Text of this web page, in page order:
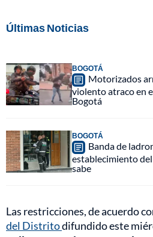
Últimas Noticias
BOGOTÁ
Motorizados
violento atraco en
Bogotá
BOGOTÁ
Banda de
establecimiento
sabe
Las restricciones, de acuerdo
del Distritodifundido este